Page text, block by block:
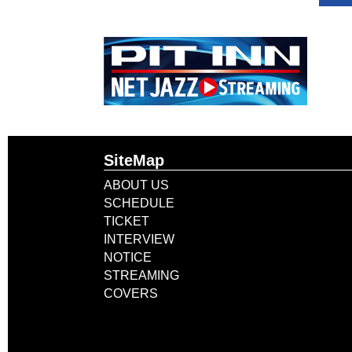
SiteMap
ABOUT US
SCHEDULE
TICKET
INTERVIEW
NOTICE
STREAMING
COVERS